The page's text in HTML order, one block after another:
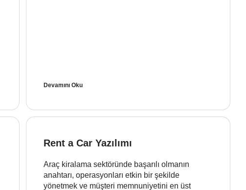
Devamını Oku
Rent a Car Yazılımı
Araç kiralama sektöründe başarılı olmanın
anahtarı, operasyonları etkin bir şekilde
yönetmek ve müşteri memnuniyetini en üst